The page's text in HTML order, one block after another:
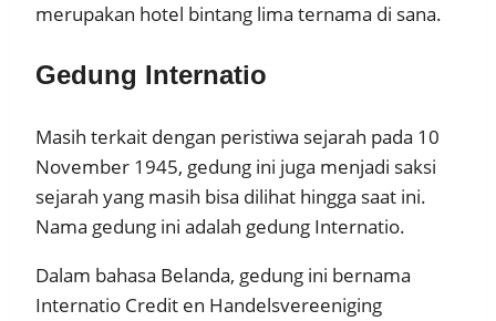
merupakan hotel bintang lima ternama di sana.
Gedung Internatio
Masih terkait dengan peristiwa sejarah pada 10
November 1945, gedung ini juga menjadi saksi
sejarah yang masih bisa dilihat hingga saat ini.
Nama gedung ini adalah gedung Internatio.
Dalam bahasa Belanda, gedung ini bernama
Internatio Credit en Handelsvereeniging